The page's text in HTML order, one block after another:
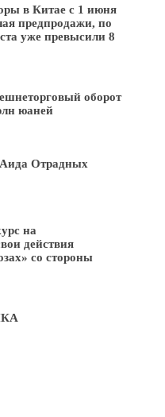
в Китае с 1 июня
предпродажи, по
уже превысили 8
оборот
юаней
Отрадных
на
действия
со стороны